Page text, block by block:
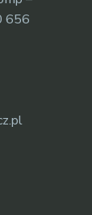
656